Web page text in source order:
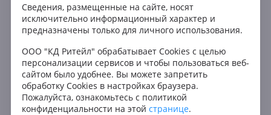
Сведения, размещенные на сайте, носят
исключительно информационный характер и
предназначены только для личного использования.
ООО "КД Ритейл" обрабатывает Cookies с целью
персонализации сервисов и чтобы пользоваться веб-
сайтом было удобнее. Вы можете запретить
обработку Cookies в настройках браузера.
Пожалуйста, ознакомьтесь с политикой
конфиденциальности на этой странице.